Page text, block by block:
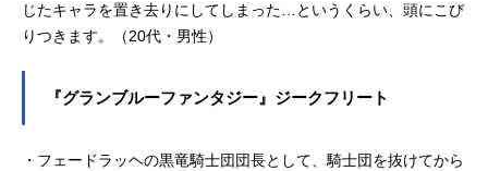
じたキャラを置き去りにしてしまった…というくらい、頭にこび
りつきます。（20代・男性）
『グランブルーファンタジー』ジークフリート
・フェードラッヘの黒竜騎士団団長として、騎士団を抜けてから